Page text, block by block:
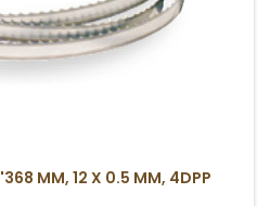
MM, 12 X 0.5 MM, 4DPP